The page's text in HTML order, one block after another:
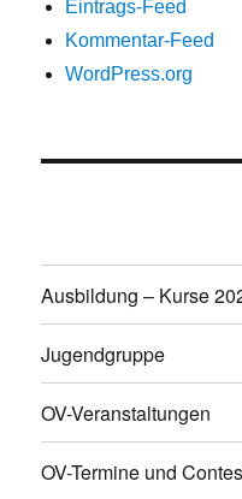
Eintrags-Feed
Kommentar-Feed
WordPress.org
Ausbildung – Kurse
Jugendgruppe
OV-Veranstaltungen
OV-Termine und